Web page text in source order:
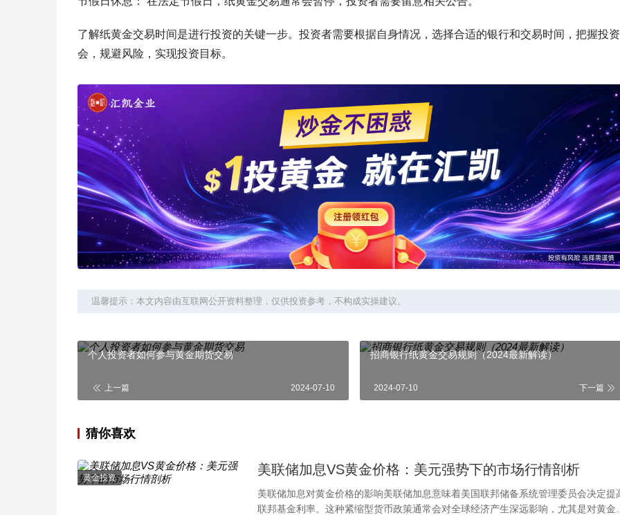
了解纸黄金交易时间是进行投资的关键一步。投资者需要根据自身情况，选择合适的银行和交易时间，把握投
会，规避风险，实现投资目标。
温馨提示：本文内容由互联网公开资料整理，仅供投资参考，不构成实操建议。
个人投资者如何参与黄金期货交易
上一篇 2024-07-10
招商银行纸黄金交易规则（2024最新解读）
2024-07-10 下一篇
猜你喜欢
黄金投资
美联储加息VS黄金价格：美元强势下的市场行情剖析
美联储加息对黄金价格的影响美联储加息意味着美国联邦储备系统管理委员会决定提
联邦基金利率。这种紧缩型货币政策通常会对全球经济产生深远影响，尤其是对黄金价